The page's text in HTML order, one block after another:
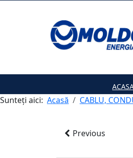
Sunteți aici: Acasă CABLU,
Previous